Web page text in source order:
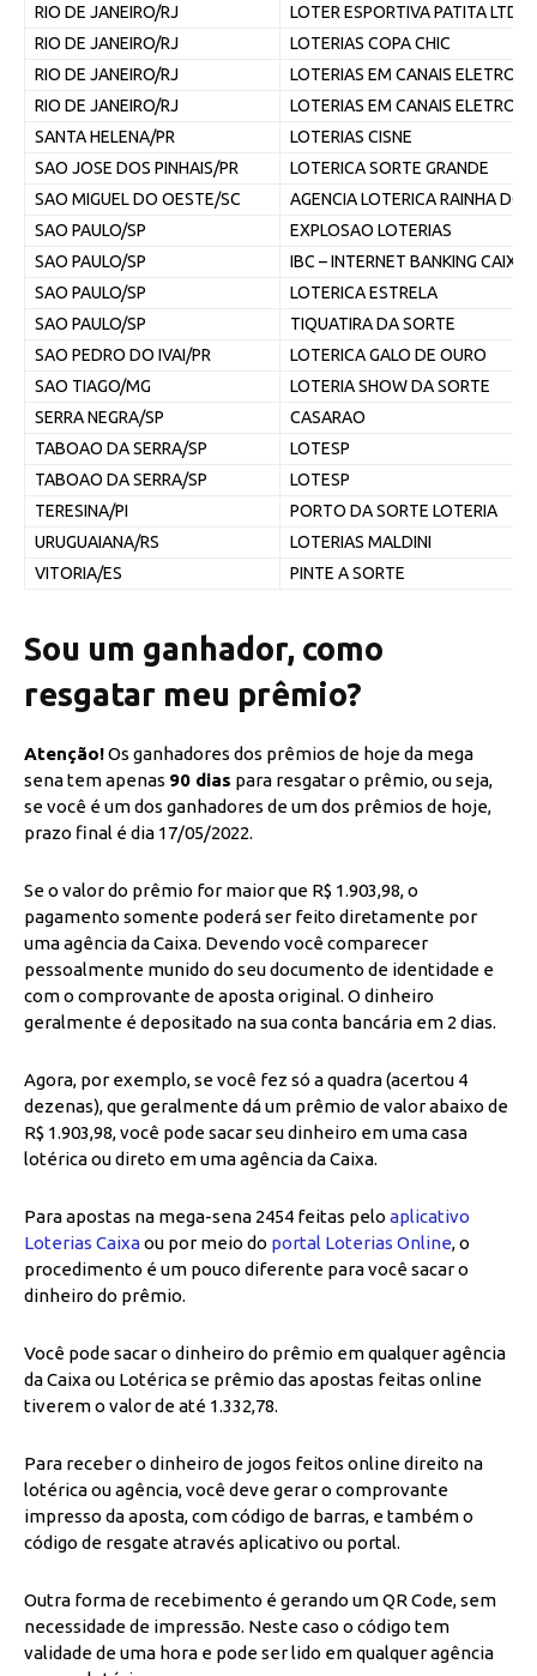
RIO DE JANEIRO/RJ
LOTER ESPORTIVA PATITA LTDA
RIO DE JANEIRO/RJ
LOTERIAS COPA CHIC
RIO DE JANEIRO/RJ
LOTERIAS EM CANAIS
RIO DE JANEIRO/RJ
LOTERIAS EM CANAIS
SANTA HELENA/PR
LOTERIAS CISNE
SAO JOSE DOS PINHAIS/PR
LOTERICA SORTE GRANDE
SAO MIGUEL DO OESTE/SC
AGENCIA LOTERICA RAINHA DO
SAO PAULO/SP
EXPLOSAO LOTERIAS
SAO PAULO/SP
IBC – INTERNET BANKING CAIXA
SAO PAULO/SP
LOTERICA ESTRELA
SAO PAULO/SP
TIQUATIRA DA SORTE
SAO PEDRO DO IVAI/PR
LOTERICA GALO DE OURO
SAO TIAGO/MG
LOTERIA SHOW DA SORTE
SERRA NEGRA/SP
CASARAO
TABOAO DA SERRA/SP
LOTESP
TABOAO DA SERRA/SP
LOTESP
TERESINA/PI
PORTO DA SORTE LOTERIA
URUGUAIANA/RS
LOTERIAS MALDINI
VITORIA/ES
PINTE A SORTE
Sou um ganhador, como
resgatar meu prêmio?
Atenção!Os ganhadores dos prêmios de hoje da mega
sena tem apenas 90 dias para resgatar o prêmio, ou seja,
se você é um dos ganhadores de um dos prêmios de hoje,
prazo final é dia 17/05/2022.
Se o valor do prêmio for maior que R$ 1.903,98, o
pagamento somente poderá ser feito diretamente por
uma agência da Caixa. Devendo você comparecer
pessoalmente munido do seu documento de identidade e
com o comprovante de aposta original. O dinheiro
geralmente é depositado na sua conta bancária em 2 dias.
Agora, por exemplo, se você fez só a quadra (acertou 4
dezenas), que geralmente dá um prêmio de valor abaixo de
R$ 1.903,98, você pode sacar seu dinheiro em uma casa
lotérica ou direto em uma agência da Caixa.
Para apostas na mega-sena 2454 feitas pelo aplicativo
Loterias Caixaou por meio do portal Loterias Online, o
procedimento é um pouco diferente para você sacar o
dinheiro do prêmio.
Você pode sacar o dinheiro do prêmio em qualquer agência
da Caixa ou Lotérica se prêmio das apostas feitas online
tiverem o valor de até 1.332,78.
Para receber o dinheiro de jogos feitos online direito na
lotérica ou agência, você deve gerar o comprovante
impresso da aposta, com código de barras, e também o
código de resgate através aplicativo ou portal.
Outra forma de recebimento é gerando um QR Code, sem
necessidade de impressão. Neste caso o código tem
validade de uma hora e pode ser lido em qualquer agência